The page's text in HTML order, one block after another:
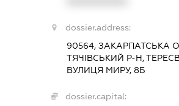
dossier.address:
90564, ЗАКАРПАТСЬКА
ТЯЧІВСЬКИЙ Р-Н,
ВУЛИЦЯ МИРУ, 8Б
dossier.capital: